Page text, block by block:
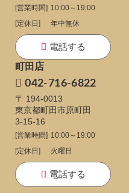
[営業時間] 10:00～19:00
[定休日]
年中無休
電話する
町田店
042-716-6822
〒 194-0013
東京都町田市原町田
3-15-16
[営業時間] 10:00～19:00
[定休日]
火曜日
電話する